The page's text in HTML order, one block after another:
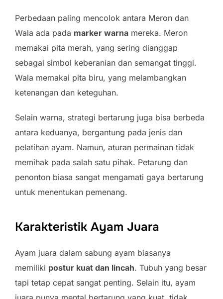
Perbedaan paling mencolok antara Meron dan
Wala ada pada marker warna mereka. Meron
memakai pita merah, yang sering dianggap
sebagai simbol keberanian dan semangat tinggi.
Wala memakai pita biru, yang melambangkan
ketenangan dan keteguhan.
Selain warna, strategi bertarung juga bisa berbeda
antara keduanya, bergantung pada jenis dan
pelatihan ayam. Namun, aturan permainan tidak
memihak pada salah satu pihak. Petarung dan
penonton biasa sangat mengamati gaya bertarung
untuk menentukan pemenang.
Karakteristik Ayam Juara
Ayam juara dalam sabung ayam biasanya
memiliki postur kuat dan lincah. Tubuh yang besar
tapi tetap cepat sangat penting. Selain itu, ayam